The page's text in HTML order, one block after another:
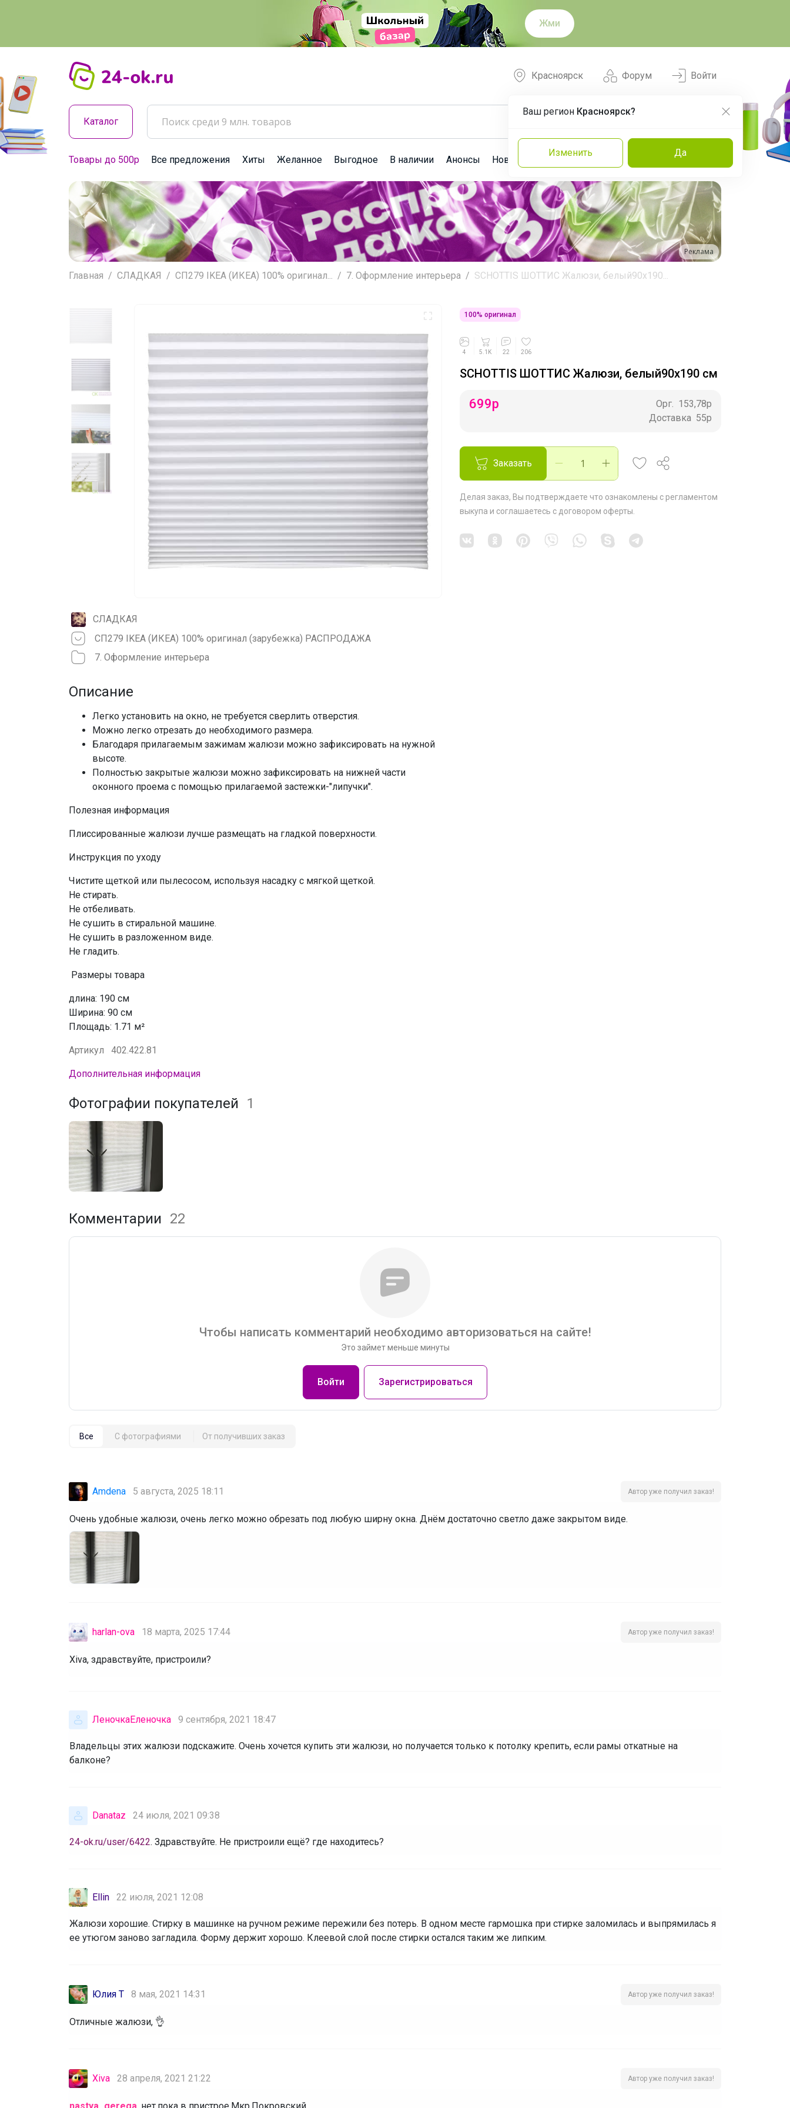
Жми
Форум
Красноярск
Ваш регион Красноярск?
Изменить Да
Войти
Каталог
Товары до 500р Все предложения Хиты Желанное Выгодное В наличии Анонсы Новости Команда Эксперты
Реклама
Главная СЛАДКАЯ СП279 IKEA (ИКЕА) 100% оригинал... 7. Оформление интерьера SCHOTTIS ШОТТИС Жалюзи, белый90x190...
СЛАДКАЯ
СП279 IKEA (ИКЕА) 100% оригинал (зарубежка) РАСПРОДАЖА
7. Оформление интерьера
Описание
Легко установить на окно, не требуется сверлить отверстия.
Можно легко отрезать до необходимого размера.
Благодаря прилагаемым зажимам жалюзи можно зафиксировать на нужной
высоте.
Полностью закрытые жалюзи можно зафиксировать на нижней части
оконного проема с помощью прилагаемой застежки-"липучки".
Полезная информация
Плиссированные жалюзи лучше размещать на гладкой поверхности.
Инструкция по уходу
Чистите щеткой или пылесосом, используя насадку с мягкой щеткой.
Не стирать.
Не отбеливать.
Не сушить в стиральной машине.
Не сушить в разложенном виде.
Не гладить.
Размеры товара
длина: 190 см
Ширина: 90 см
Площадь: 1.71 м²
Артикул 402.422.81
Дополнительная информация
100% оригинал
4 5.1K 22 206
SCHOTTIS ШОТТИС Жалюзи, белый90x190 см
699р Орг. 153,78р
Доставка 55р
Заказать
Делая заказ, Вы подтверждаете что ознакомлены с регламентом
выкупа и соглашаетесь с договором оферты
Фотографии покупателей 1
Комментарии 22
Чтобы написать комментарий необходимо авторизоваться на сайте!
Это займет меньше минуты
Войти Зарегистрироваться
Все С фотографиями От получивших заказ
Amdena 5 августа, 2025 18:11 Автор уже получил заказ!
Очень удобные жалюзи, очень легко можно обрезать под любую ширну окна. Днём достаточно светло даже закрытом виде.
harlan-ova 18 марта, 2025 17:44 Автор уже получил заказ!
Xiva, здравствуйте, пристроили?
ЛеночкаЕленочка 9 сентября, 2021 18:47
Владельцы этих жалюзи подскажите. Очень хочется купить эти жалюзи, но получается только к потолку крепить, если рамы откатные на
балконе?
Danataz 24 июля, 2021 09:38
24-ok.ru/user/6422. Здравствуйте. Не пристроили ещё? где находитесь?
Ellin 22 июля, 2021 12:08
Жалюзи хорошие. Стирку в машинке на ручном режиме пережили без потерь. В одном месте гармошка при стирке заломилась и выпрямилась я
ее утюгом заново загладила. Форму держит хорошо. Клеевой слой после стирки остался таким же липким.
Юлия Т 8 мая, 2021 14:31 Автор уже получил заказ!
Отличные жалюзи, 👌
Xiva 28 апреля, 2021 21:22 Автор уже получил заказ!